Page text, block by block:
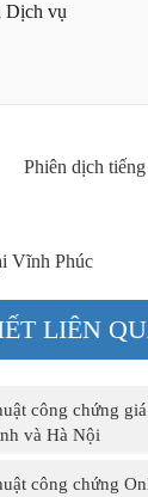
Dịch vụ
Phiên dịch
Vĩnh Phúc
LIÊN
công chứng
và Hà Nội
công chứng